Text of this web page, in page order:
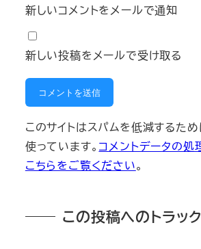
新しいコメントをメールで通知
新しい投稿をメールで受け取る
このサイトはスパムを低減するた
使っています。 コメントデータの
こちらをご覧ください。
この投稿へのトラッ